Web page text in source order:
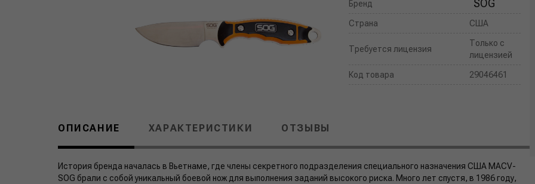
Бренд SOG
Страна США
Требуется лицензия
Только с
лицензией
Код товара 29046461
ОПИСАНИЕ ХАРАКТЕРИСТИКИ ОТЗЫВЫ
История бренда началась в Вьетнаме, где члены секретного подразделения специального назначения США MACV-
SOG брали с собой уникальный боевой нож для выполнения заданий высокого риска. Много лет спустя, в 1986 году,